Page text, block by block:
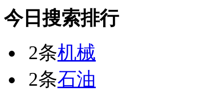
今日搜索排行
2条机械
2条石油